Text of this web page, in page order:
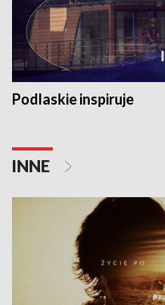
Podlaskie inspiruje
INNE